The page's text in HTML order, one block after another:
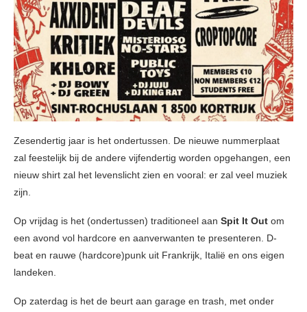
Zesendertig jaar is het ondertussen. De nieuwe nummerplaat
zal feestelijk bij de andere vijfendertig worden opgehangen, een
nieuw shirt zal het levenslicht zien en vooral: er zal veel muziek
zijn.
Op vrijdag is het (ondertussen) traditioneel aan Spit It Out om
een avond vol hardcore en aanverwanten te presenteren. D-
beat en rauwe (hardcore)punk uit Frankrijk, Italië en ons eigen
landeken.
Op zaterdag is het de beurt aan garage en trash, met onder